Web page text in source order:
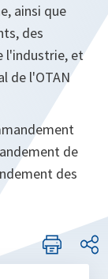
ainsi que
des
l'industrie, et
de l'OTAN
de
des